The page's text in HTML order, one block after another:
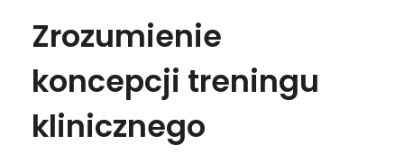
Zrozumienie
koncepcji treningu
klinicznego